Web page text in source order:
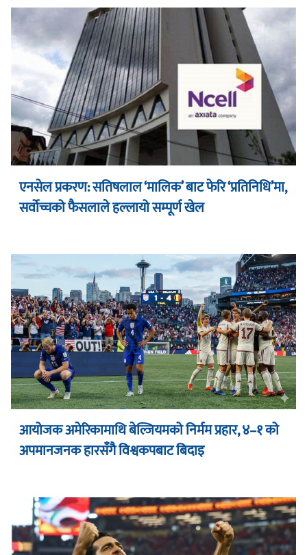
एनसेल प्रकरण: सतिषलाल ‘मालिक’ बाट फेरि ‘प्रतिनिधि’मा,
सर्वोच्चको फैसलाले हल्लायो सम्पूर्ण खेल
आयोजक अमेरिकामाथि बेल्जियमको निर्मम प्रहार, ४–१ को
अपमानजनक हारसँगै विश्वकपबाट बिदाइ